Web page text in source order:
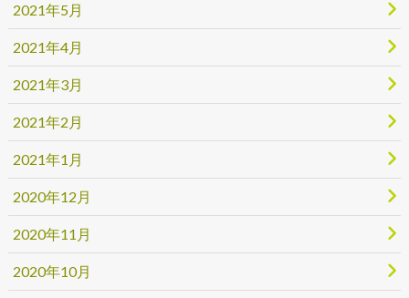
2021年5月
2021年4月
2021年3月
2021年2月
2021年1月
2020年12月
2020年11月
2020年10月